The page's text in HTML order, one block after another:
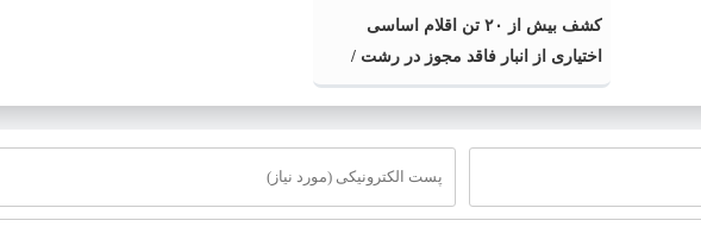
کشف بیش از ۲۰ تن اقلام اساسی
اختیاری از انبار فاقد مجوز در رشت /
کشف بیش از ۲ تن اقلام تاریخ مصرف